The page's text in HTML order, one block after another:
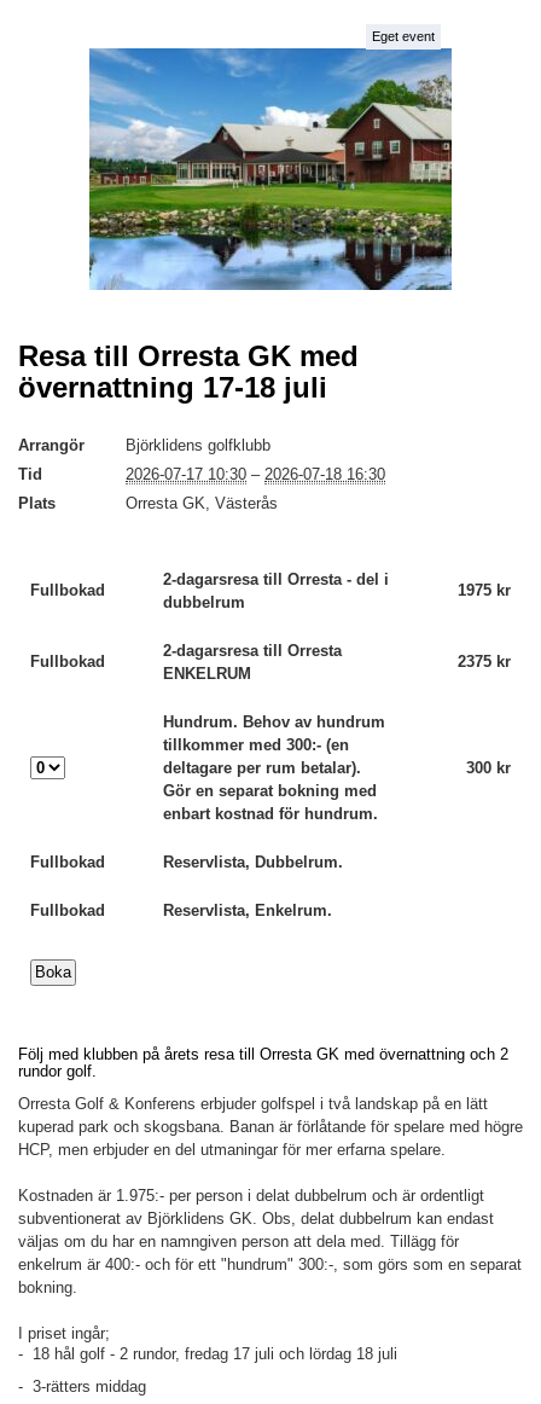
Eget event
Resa till Orresta GK med
övernattning 17-18 juli
Arrangör
Björklidens golfklubb
Tid
2026-07-17 10:30 – 2026-07-18 16:30
Plats
Orresta GK, Västerås
Fullbokad
2-dagarsresa till Orresta - del i
dubbelrum
1975 kr
Fullbokad
2-dagarsresa till Orresta
ENKELRUM
2375 kr
Hundrum. Behov av hundrum
tillkommer med 300:- (en
deltagare per rum betalar).
Gör en separat bokning med
enbart kostnad för hundrum.
300 kr
Fullbokad Reservlista, Dubbelrum.
Fullbokad Reservlista, Enkelrum.
Följ med klubben på årets resa till Orresta GK med övernattning och 2
rundor golf.
Orresta Golf & Konferens erbjuder golfspel i två landskap på en lätt
kuperad park och skogsbana. Banan är förlåtande för spelare med högre
HCP, men erbjuder en del utmaningar för mer erfarna spelare.
Kostnaden är 1.975:- per person i delat dubbelrum och är ordentligt
subventionerat av Björklidens GK. Obs, delat dubbelrum kan endast
väljas om du har en namngiven person att dela med. Tillägg för
enkelrum är 400:- och för ett "hundrum" 300:-, som görs som en separat
bokning.
I priset ingår;
- 18 hål golf - 2 rundor, fredag 17 juli och lördag 18 juli
- 3-rätters middag